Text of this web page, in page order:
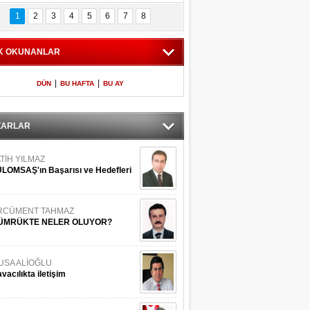
İstanbul
Adaları
600 milletvekilinin
listesi
1 2 3 4 5 6 7 8
OKUNANLAR
DÜN BU HAFTA BU AY
YILMAZ
Başarısı ve Hedefleri
TAHMAZ
NELER OLUYOR?
ALİOĞLU
iletişim